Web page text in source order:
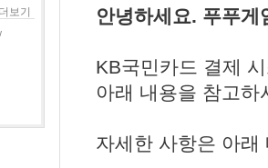
안녕하세요. 푸푸게
KB국민카드 결제
아래 내용을 참고
자세한 사항은 아